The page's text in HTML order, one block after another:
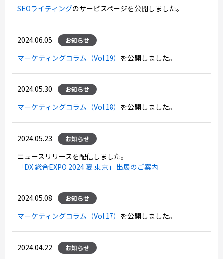
SEOライティングのサービスページを公開しました。
2024.06.05 お知らせ
マーケティングコラム（Vol.19） を公開しました。
2024.05.30 お知らせ
マーケティングコラム（Vol.18） を公開しました。
2024.05.23 お知らせ
ニュースリリースを配信しました。
「DX 総合EXPO 2024 夏 東京」 出展のご案内
2024.05.08 お知らせ
マーケティングコラム（Vol.17） を公開しました。
2024.04.22 お知らせ